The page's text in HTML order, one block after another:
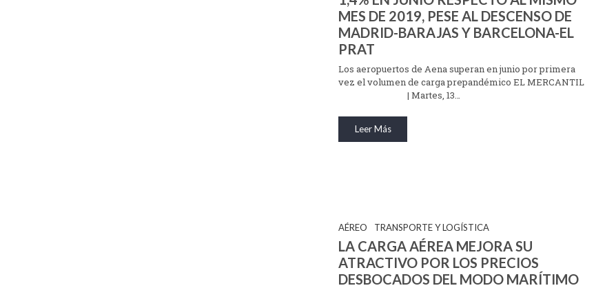
MES DE 2019, PESE AL DESCENSO DE
MADRID-BARAJAS Y BARCELONA-EL
PRAT
Los aeropuertos de Aena superan en junio por primera
vez el volumen de carga prepandémico EL MERCANTIL
| Martes, 13…
Leer Más
AÉREO TRANSPORTE Y LOGÍSTICA
LA CARGA AÉREA MEJORA SU
ATRACTIVO POR LOS PRECIOS
DESBOCADOS DEL MODO MARÍTIMO